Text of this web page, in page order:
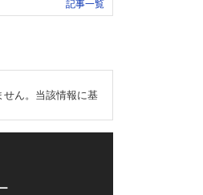
記事一覧
せん。当該情報に基